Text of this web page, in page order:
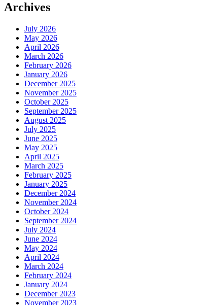
Archives
July 2026
May 2026
April 2026
March 2026
February 2026
January 2026
December 2025
November 2025
October 2025
September 2025
August 2025
July 2025
June 2025
May 2025
April 2025
March 2025
February 2025
January 2025
December 2024
November 2024
October 2024
September 2024
July 2024
June 2024
May 2024
April 2024
March 2024
February 2024
January 2024
December 2023
November 2023